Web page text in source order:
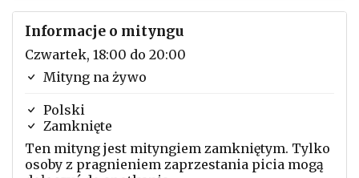
Informacje o mityngu
Czwartek, 18:00 do 20:00
Mityng na żywo
Polski
Zamknięte
Ten mityng jest mityngiem zamkniętym. Tylko
osoby z pragnieniem zaprzestania picia mogą